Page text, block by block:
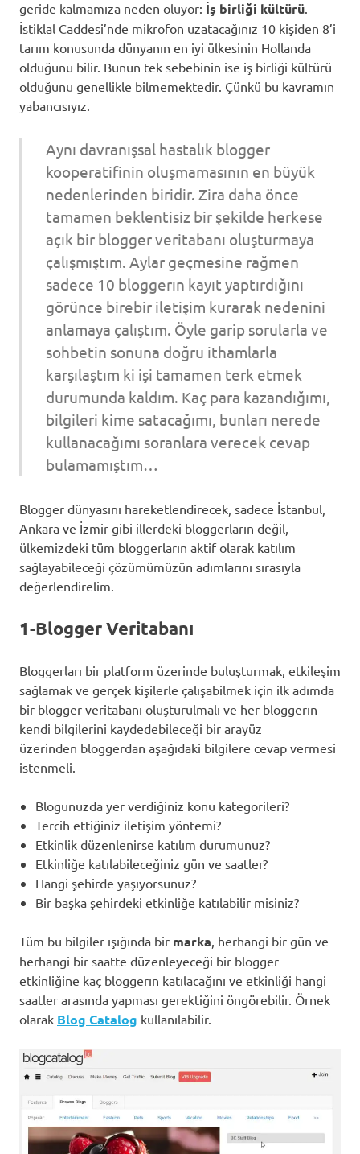
geride kalmamıza neden oluyor: İş birliği kültürü
İstiklal Caddesi’nde mikrofon uzatacağınız 10 kişiden 8’i
tarım konusunda dünyanın en iyi ülkesinin Hollanda
olduğunu bilir. Bunun tek sebebinin ise iş birliği kültürü
olduğunu genellikle bilmemektedir. Çünkü bu kavramın
yabancısıyız.
Aynı davranışsal hastalık blogger
kooperatifinin oluşmamasının en büyük
nedenlerinden biridir. Zira daha önce
tamamen beklentisiz bir şekilde herkese
açık bir blogger veritabanı oluşturmaya
çalışmıştım. Aylar geçmesine rağmen
sadece 10 bloggerın kayıt yaptırdığını
görünce birebir iletişim kurarak nedenini
anlamaya çalıştım. Öyle garip sorularla ve
sohbetin sonuna doğru ithamlarla
karşılaştım ki işi tamamen terk etmek
durumunda kaldım. Kaç para kazandığımı,
bilgileri kime satacağımı, bunları nerede
kullanacağımı soranlara verecek cevap
bulamamıştım…
Blogger dünyasını hareketlendirecek, sadece İstanbul,
Ankara ve İzmir gibi illerdeki bloggerların değil,
ülkemizdeki tüm bloggerların aktif olarak katılım
sağlayabileceği çözümümüzün adımlarını sırasıyla
değerlendirelim.
1-Blogger Veritabanı
Bloggerları bir platform üzerinde buluşturmak, etkileşim
sağlamak ve gerçek kişilerle çalışabilmek için ilk adımda
bir blogger veritabanı oluşturulmalı ve her bloggerın
kendi bilgilerini kaydedebileceği bir arayüz
üzerinden bloggerdan aşağıdaki bilgilere cevap vermesi
istenmeli.
Blogunuzda yer verdiğiniz konu kategorileri?
Tercih ettiğiniz iletişim yöntemi?
Etkinlik düzenlenirse katılım durumunuz?
Etkinliğe katılabileceğiniz gün ve saatler?
Hangi şehirde yaşıyorsunuz?
Bir başka şehirdeki etkinliğe katılabilir misiniz?
Tüm bu bilgiler ışığında bir marka , herhangi bir gün ve
herhangi bir saatte düzenleyeceği bir blogger
etkinliğine kaç bloggerın katılacağını ve etkinliği hangi
saatler arasında yapması gerektiğini öngörebilir. Örnek
olarak Blog Catalog kullanılabilir.